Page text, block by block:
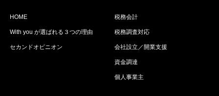
HOME
With you が選ばれる３つの理由
セカンドオピニオン
税務会計
税務調査対応
会社設立／開業支援
資金調達
個人事業主